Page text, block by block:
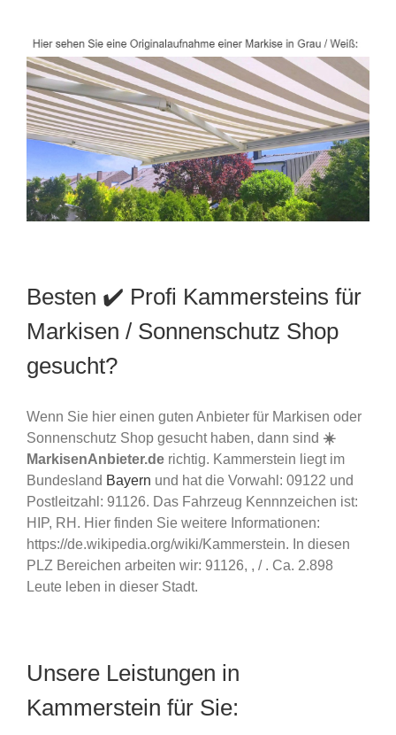
Besten ✔️ Profi Kammersteins für
Markisen / Sonnenschutz Shop
gesucht?
Wenn Sie hier einen guten Anbieter für Markisen oder
Sonnenschutz Shop gesucht haben, dann sind ☀️
MarkisenAnbieter.de richtig. Kammerstein liegt im
Bundesland Bayern und hat die Vorwahl: 09122 und
Postleitzahl: 91126. Das Fahrzeug Kennnzeichen ist:
HIP, RH. Hier finden Sie weitere Informationen:
https://de.wikipedia.org/wiki/Kammerstein. In diesen
PLZ Bereichen arbeiten wir: 91126, , / . Ca. 2.898
Leute leben in dieser Stadt.
Unsere Leistungen in
Kammerstein für Sie: